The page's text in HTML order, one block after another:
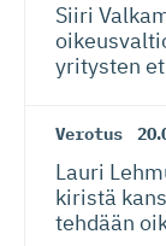
Siiri
yritysten
Verotus
Lauri
kiristä
tehdään